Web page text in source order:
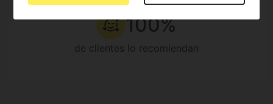
100%
de clientes lo recomiendan